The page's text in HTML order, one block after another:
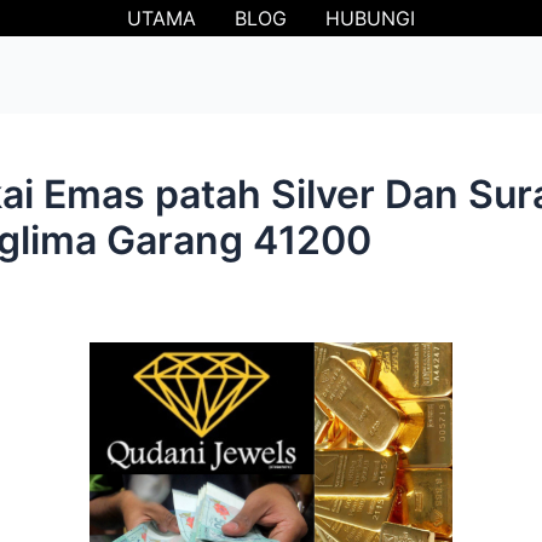
UTAMA BLOG HUBUNGI
Emas patah Silver Dan
Garang 41200